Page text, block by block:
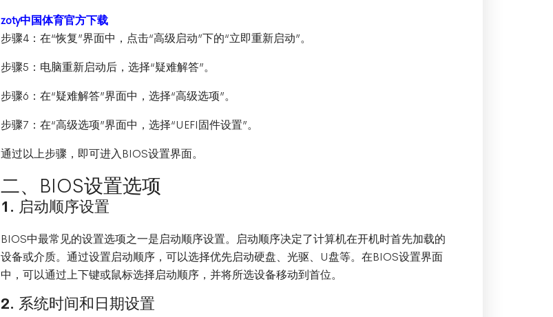
zoty中国体育官方下载
步骤4：在“恢复”界面中，点击“高级启动”下的“立即重新启动”。
步骤5：电脑重新启动后，选择“疑难解答”。
步骤6：在“疑难解答”界面中，选择“高级选项”。
步骤7：在“高级选项”界面中，选择“UEFI固件设置”。
通过以上步骤，即可进入BIOS设置界面。
二、BIOS设置选项
1. 启动顺序设置
BIOS中最常见的设置选项之一是启动顺序设置。启动顺序决定了计算机在开机时首先加载的
设备或介质。通过设置启动顺序，可以选择优先启动硬盘、光驱、U盘等。在BIOS设置界面
中，可以通过上下键或鼠标选择启动顺序，并将所选设备移动到首位。
2. 系统时间和日期设置